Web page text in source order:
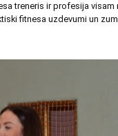
treneris ir profesija
fitnesa uzdevumi un